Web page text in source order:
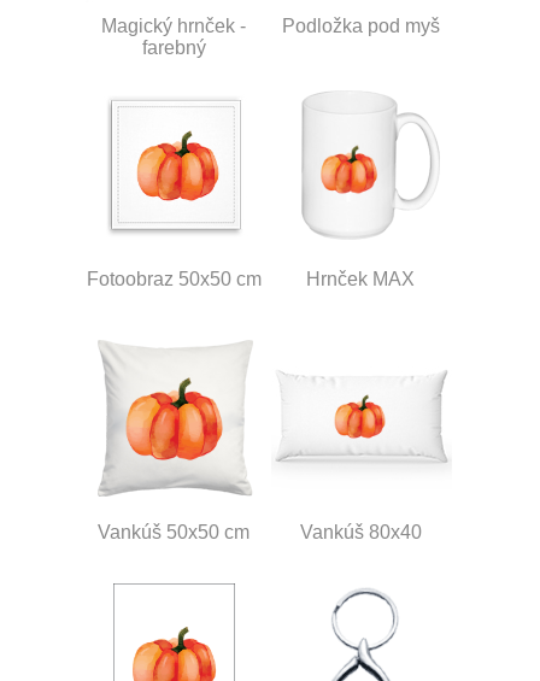
Magický hrnček -
farebný
Podložka pod myš
Fotoobraz 50x50 cm Hrnček MAX
Vankúš 50x50 cm Vankúš 80x40